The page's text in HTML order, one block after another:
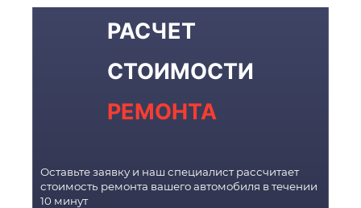
РАСЧЕТ
СТОИМОСТИ
РЕМОНТА
Оставьте заявку и наш специалист рассчитает
стоимость ремонта вашего автомобиля в течении
10 минут